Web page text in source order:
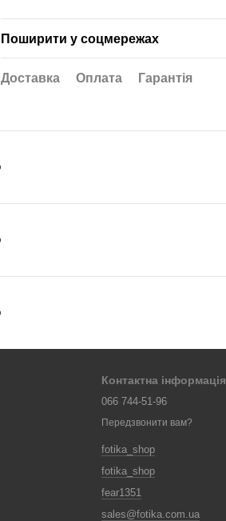
Поширити у соцмережах
Доставка Оплата Гарантія
Контактна інформація
066 744-51-96
Передзвонити вам?
fotika_shop
fotika_shop
fear1351
sales@fotika.com.ua